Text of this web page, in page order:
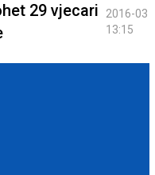
29 vjecari
2016-03
13:15